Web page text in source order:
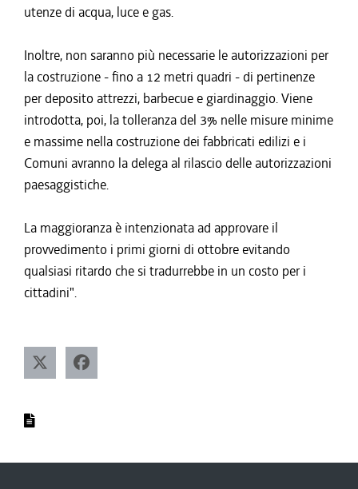
utenze di acqua, luce e gas.
Inoltre, non saranno più necessarie le autorizzazioni per
la costruzione - fino a 12 metri quadri - di pertinenze
per deposito attrezzi, barbecue e giardinaggio. Viene
introdotta, poi, la tolleranza del 3% nelle misure minime
e massime nella costruzione dei fabbricati edilizi e i
Comuni avranno la delega al rilascio delle autorizzazioni
paesaggistiche.
La maggioranza è intenzionata ad approvare il
provvedimento i primi giorni di ottobre evitando
qualsiasi ritardo che si tradurrebbe in un costo per i
cittadini".